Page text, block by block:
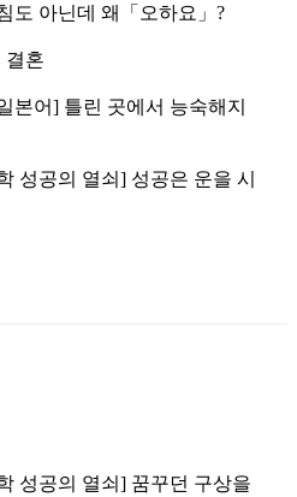
도 아닌데 왜「오하요」?
결혼
본어] 틀린 곳에서 능숙해지
성공의 열쇠] 성공은 운을 시
성공의 열쇠] 꿈꾸던 구상을